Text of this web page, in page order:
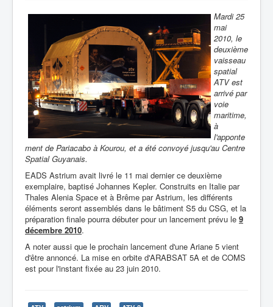
Mardi 25
mai
2010, le
deuxième
vaisseau
spatial
ATV est
arrivé par
voie
maritime,
à
l'apponte
ment de Pariacabo à Kourou, et a été convoyé jusqu'au Centre
Spatial Guyanais.
EADS Astrium avait livré le 11 mai dernier ce deuxième
exemplaire, baptisé Johannes Kepler. Construits en Italie par
Thales Alenia Space et à Brême par Astrium, les différents
éléments seront assemblés dans le bâtiment S5 du CSG, et la
préparation finale pourra débuter pour un lancement prévu le 9
décembre 2010.
A noter aussi que le prochain lancement d'une Ariane 5 vient
d'être annoncé. La mise en orbite d'ARABSAT 5A et de COMS
est pour l'instant fixée au 23 juin 2010.